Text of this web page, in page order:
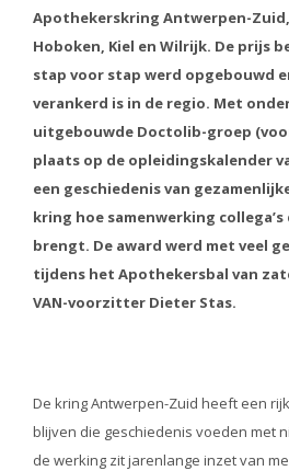
Apothekerskring Antwerpen-
Hoboken, Kiel en Wilrijk. De prijs
stap voor stap werd opgebouwd
verankerd is in de regio. Met
uitgebouwde Doctolib-groep
plaats op de opleidingskalender
een geschiedenis van
kring hoe samenwerking
brengt. De award werd met veel
tijdens het Apothekersbal van
VAN-voorzitter Dieter Stas.
De kring Antwerpen-Zuid heeft een
blijven die geschiedenis voeden met
de werking zit jarenlange inzet van